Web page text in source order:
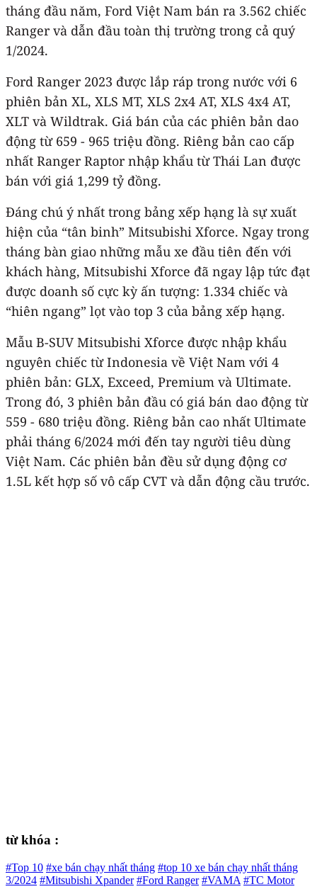
tháng đầu năm, Ford Việt Nam bán ra 3.562 chiếc
Ranger và dẫn đầu toàn thị trường trong cả quý
1/2024.
Ford Ranger 2023 được lắp ráp trong nước với 6
phiên bản XL, XLS MT, XLS 2x4 AT, XLS 4x4 AT,
XLT và Wildtrak. Giá bán của các phiên bản dao
động từ 659 - 965 triệu đồng. Riêng bản cao cấp
nhất Ranger Raptor nhập khẩu từ Thái Lan được
bán với giá 1,299 tỷ đồng.
Đáng chú ý nhất trong bảng xếp hạng là sự xuất
hiện của “tân binh” Mitsubishi Xforce. Ngay trong
tháng bàn giao những mẫu xe đầu tiên đến với
khách hàng, Mitsubishi Xforce đã ngay lập tức đạt
được doanh số cực kỳ ấn tượng: 1.334 chiếc và
“hiên ngang” lọt vào top 3 của bảng xếp hạng.
Mẫu B-SUV Mitsubishi Xforce được nhập khẩu
nguyên chiếc từ Indonesia về Việt Nam với 4
phiên bản: GLX, Exceed, Premium và Ultimate.
Trong đó, 3 phiên bản đầu có giá bán dao động từ
559 - 680 triệu đồng. Riêng bản cao nhất Ultimate
phải tháng 6/2024 mới đến tay người tiêu dùng
Việt Nam. Các phiên bản đều sử dụng động cơ
1.5L kết hợp số vô cấp CVT và dẫn động cầu trước.
từ khóa :
#Top 10 #xe bán chạy nhất tháng #top 10 xe bán chạy nhất tháng
3/2024 #Mitsubishi Xpander #Ford Ranger #VAMA #TC Motor